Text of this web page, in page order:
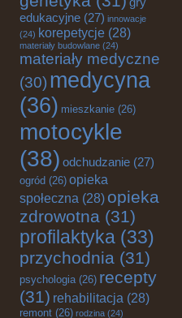
edukacyjne (27) innowacje
(24) korepetycje (28)
materiały budowlane (24)
materiały medyczne
(30) medycyna
(36) mieszkanie (26)
motocykle
(38) odchudzanie (27)
ogród (26) opieka
społeczna (28) opieka
zdrowotna (31)
profilaktyka (33)
przychodnia (31)
psychologia(26) recepty
(31) rehabilitacja (28)
remont (26) rodzina (24)